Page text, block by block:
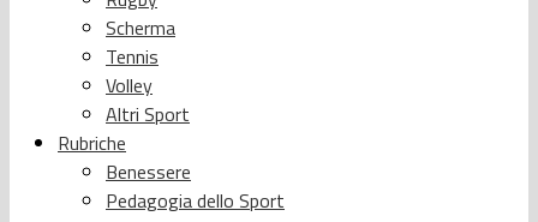
Scherma
Tennis
Volley
Altri Sport
Rubriche
Benessere
Pedagogia dello Sport